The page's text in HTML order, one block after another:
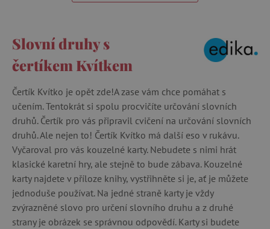
Slovní druhy s
čertíkem Kvítkem
Čertík Kvítko je opět zde!A zase vám chce pomáhat s
učením. Tentokrát si spolu procvičíte určování slovních
druhů. Čertík pro vás připravil cvičení na určování slovních
druhů. Ale nejen to! Čertík Kvítko má další eso v rukávu.
Vyčaroval pro vás kouzelné karty. Nebudete s nimi hrát
klasické karetní hry, ale stejně to bude zábava. Kouzelné
karty najdete v příloze knihy, vystřihněte si je, ať je můžete
jednoduše používat. Na jedné straně karty je vždy
zvýrazněné slovo pro určení slovního druhu a z druhé
strany je obrázek se správnou odpovědí. Karty si budete